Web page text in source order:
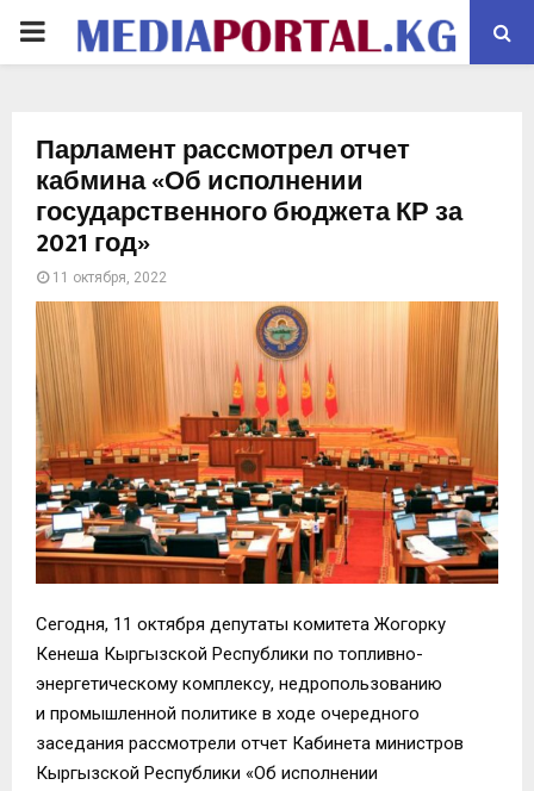
PRIMARY
Парламент рассмотрел отчет
кабмина «Об исполнении
государственного бюджета КР за
2021 год»
11 октября, 2022
Сегодня, 11 октября депутаты комитета Жогорку
Кенеша Кыргызской Республики по топливно-
энергетическому комплексу, недропользованию
и промышленной политике в ходе очередного
заседания рассмотрели отчет Кабинета министров
Кыргызской Республики «Об исполнении